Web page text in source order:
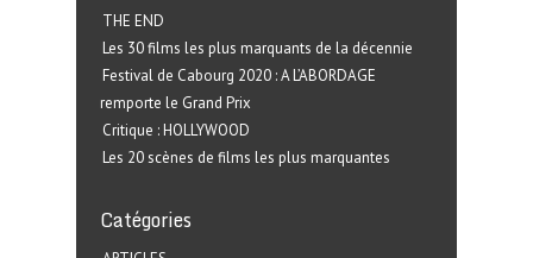
THE END
Les 30 films les plus marquants de la décennie
Festival de Cabourg 2020 : A L’ABORDAGE
remporte le Grand Prix
Critique : HOLLYWOOD
Les 20 scènes de films les plus marquantes
Catégories